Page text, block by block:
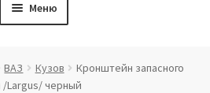
Меню
ВАЗ Кузов
Кронштейн запасного
/Largus/ черный